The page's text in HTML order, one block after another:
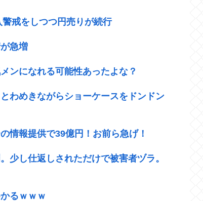
戒をしつつ円売りが続行
急増
ンになれる可能性あったよな？
わめきながらショーケースをドンドン
情報提供で39億円！お前ら急げ！
少し仕返しされただけで被害者ヅラ。
るｗｗｗ